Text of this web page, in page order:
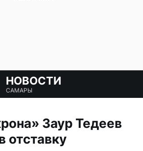
НОВОСТИ
САМАРЫ
Заур Тедеев
отставку